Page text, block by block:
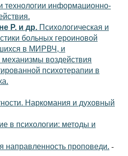
технологии информационно-
Р. и др. Психологическая и
больных героиновой
в МИРВЧ, и
механизмы воздействия
психотерапии в
Наркомания и духовный
в психологии: методы и
направленность проповеди. -